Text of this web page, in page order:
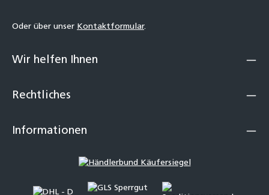
Oder über unser Kontaktformular.
Wir helfen Ihnen
Rechtliches
Informationen